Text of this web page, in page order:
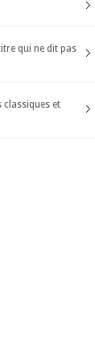
qui ne dit pas
classiques et